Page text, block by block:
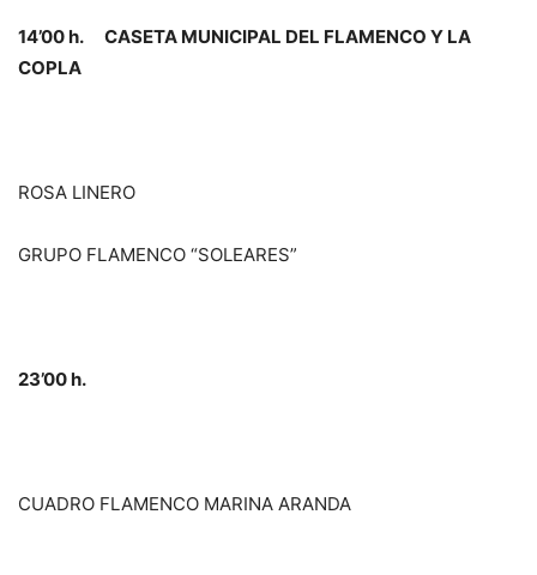
14’00 h. CASETA MUNICIPAL DEL FLAMENCO Y LA
COPLA
ROSA LINERO
GRUPO FLAMENCO “SOLEARES”
23’00 h.
CUADRO FLAMENCO MARINA ARANDA